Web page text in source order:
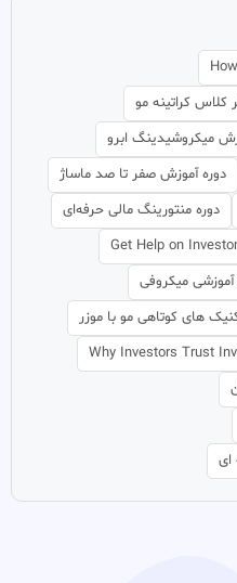
کلاس کراتینه مو
میکروشیدینگ ابرو
دوره آموزش صفر تا صد ماساژ
دوره منتورینگ مالی حرفه‌ای
Get Help on
آموزشی میکروفی
های کوتاهی مو با موزر
Why Investors Trust